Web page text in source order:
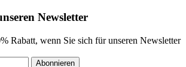
Newsletter
Rabatt, wenn Sie sich für unseren Newsletter
Abonnieren